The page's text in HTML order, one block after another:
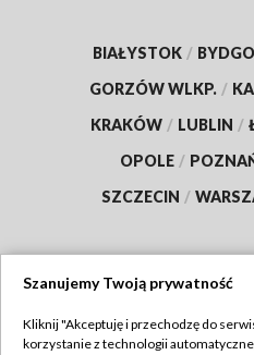
BIAŁYSTOK /
GORZÓW WLKP. /
KRAKÓW / LUBLIN /
OPOLE /
SZCZECIN /
Szanujemy Twoją prywatność
Kliknij "Akceptuję i przechodzę do
korzystanie z technologii